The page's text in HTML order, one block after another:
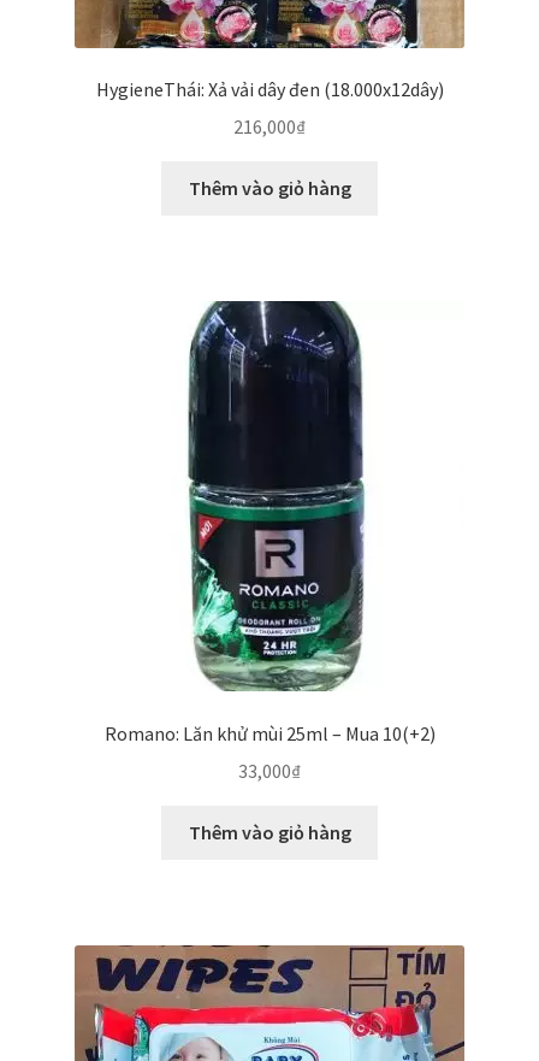
HygieneThái: Xả vải dây đen (18.000x12dây)
216,000₫
Thêm vào giỏ hàng
Romano: Lăn khử mùi 25ml – Mua 10(+2)
33,000₫
Thêm vào giỏ hàng